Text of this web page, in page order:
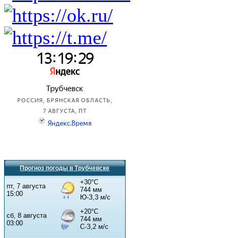
Прогноз погоды в Трубчевске